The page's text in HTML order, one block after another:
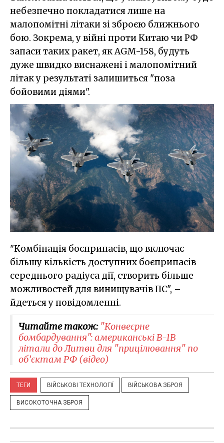
небезпечно покладатися лише на
малопомітні літаки зі зброєю ближнього
бою. Зокрема, у війні проти Китаю чи РФ
запаси таких ракет, як AGM-158, будуть
дуже швидко виснажені і малопомітний
літак у результаті залишиться "поза
бойовими діями".
"Комбінація боєприпасів, що включає
більшу кількість доступних боєприпасів
середнього радіуса дії, створить більше
можливостей для винищувачів ПС", –
йдеться у повідомленні.
Читайте також: "Конвеєрне
бомбардування": американські B-1B
літали до Литви для "прицілювання" по
об’єктам РФ (відео)
ТЕГИ ВІЙСЬКОВІ ТЕХНОЛОГІЇ ВІЙСЬКОВА ЗБРОЯ
ВИСОКОТОЧНА ЗБРОЯ